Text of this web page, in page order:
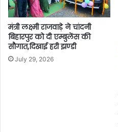
मंत्री लक्ष्मी राजवाड़े ने चांदनी
बिहारपुर को दी एम्बुलेंस की
सौगात,दिखाई हरी झण्डी
July 29, 2026